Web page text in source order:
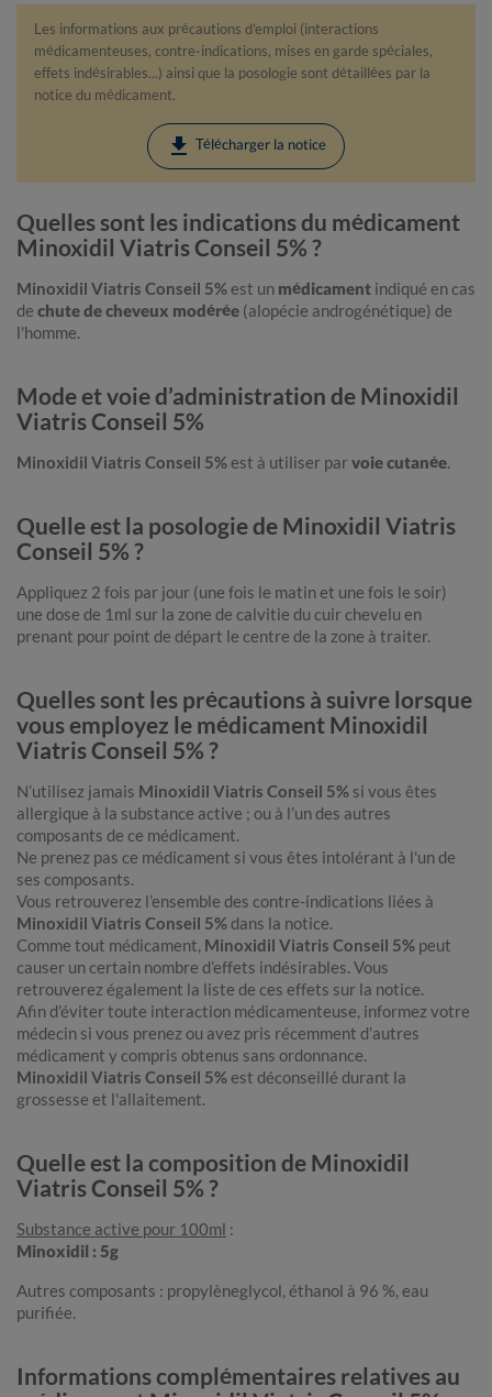
Les informations aux précautions d'emploi (interactions
médicamenteuses, contre-indications, mises en garde spéciales,
effets indésirables...) ainsi que la posologie sont détaillées par la
notice du médicament.
download Télécharger la notice
Quelles sont les indications du médicament
Minoxidil Viatris Conseil 5% ?
Minoxidil Viatris Conseil 5%est un médicament indiqué en cas
de chute de cheveux modérée (alopécie androgénétique) de
l'homme.
Mode et voie d’administration de Minoxidil
Viatris Conseil 5%
Minoxidil Viatris Conseil 5%est à utiliser parvoie cutanée.
Quelle est la posologie de Minoxidil Viatris
Conseil 5% ?
Appliquez 2 fois par jour (une fois le matin et une fois le soir)
une dose de 1ml sur la zone de calvitie du cuir chevelu en
prenant pour point de départ le centre de la zone à traiter.
Quelles sont les précautions à suivre lorsque
vous employez le médicament Minoxidil
Viatris Conseil 5% ?
N’utilisez jamais Minoxidil Viatris Conseil 5% si vous êtes
allergique à la substance active ; ou à l’un des autres
composants de ce médicament.
Ne prenez pas ce médicament si vous êtes intolérant à l'un de
ses composants.
Vous retrouverez l’ensemble des contre-indications liées à
Minoxidil Viatris Conseil 5%dans la notice.
Comme tout médicament, Minoxidil Viatris Conseil 5% peut
causer un certain nombre d’effets indésirables. Vous
retrouverez également la liste de ces effets sur la notice.
Afin d’éviter toute interaction médicamenteuse, informez votre
médecin si vous prenez ou avez pris récemment d’autres
médicament y compris obtenus sans ordonnance.
Minoxidil Viatris Conseil 5%est déconseillé durant la
grossesse et l'allaitement.
Quelle est la composition de Minoxidil
Viatris Conseil 5% ?
Substance active pour 100ml :
Minoxidil : 5g
Autres composants : propylèneglycol, éthanol à 96 %, eau
purifiée.
Informations complémentaires relatives au